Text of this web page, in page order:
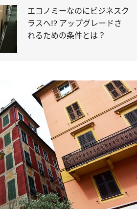
エコノミーなのにビジネスク
ラスへ!? アップグレードさ
れるための条件とは？